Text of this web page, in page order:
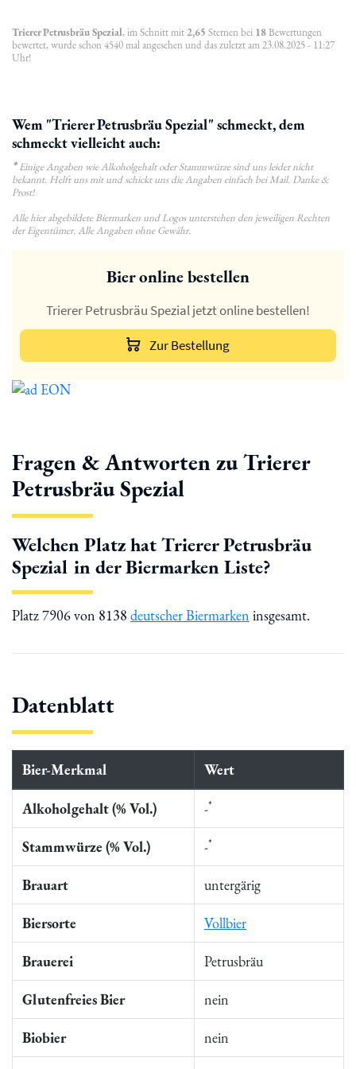
Trierer Petrusbräu Spezial, im Schnitt mit 2,65 Sternen bei 18Bewertungen
bewertet, wurde schon 4540 mal angesehen und das zuletzt am 23.08.2025 - 11:27
Uhr!
Wem "Trierer Petrusbräu Spezial" schmeckt, dem
schmeckt vielleicht auch:
*Einige Angaben wie Alkoholgehalt oder Stammwürze sind uns leider nicht
bekannt. Helft uns mit und schickt uns die Angaben einfach bei Mail. Danke &
Prost!
Alle hier abgebildete Biermarken und Logos unterstehen den jeweiligen Rechten
der Eigentümer. Alle Angaben ohne Gewähr.
Bier online bestellen
Trierer Petrusbräu Spezial jetzt online bestellen!
Zur Bestellung
Fragen & Antworten zu Trierer
Petrusbräu Spezial
Welchen Platz hat Trierer Petrusbräu
Spezial in der Biermarken Liste?
Platz 7906 von 8138 deutscher Biermarken insgesamt.
Datenblatt
Bier-Merkmal Wert
Alkoholgehalt (% Vol.) -*
Stammwürze (% Vol.) -*
Brauart untergärig
Biersorte Vollbier
Brauerei Petrusbräu
Glutenfreies Bier nein
Biobier nein